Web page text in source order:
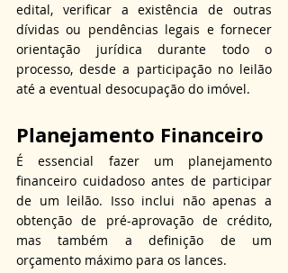
edital, verificar a existência de outras
dívidas ou pendências legais e fornecer
orientação jurídica durante todo o
processo, desde a participação no leilão
até a eventual desocupação do imóvel.
Planejamento Financeiro
É essencial fazer um planejamento
financeiro cuidadoso antes de participar
de um leilão. Isso inclui não apenas a
obtenção de pré-aprovação de crédito,
mas também a definição de um
orçamento máximo para os lances.